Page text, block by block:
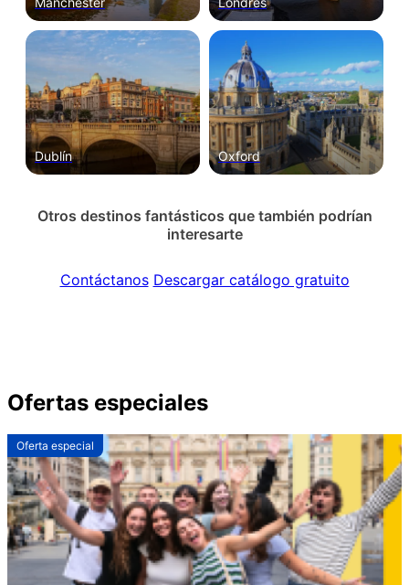
Dublín Oxford
Otros destinos fantásticos que también podrían
interesarte
Contáctanos Descargar catálogo gratuito
Ofertas especiales
Oferta especial